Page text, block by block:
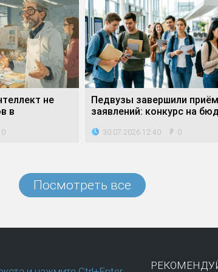
не
в
0
Педвузы завершили приём
заявлений: конкурс на
30.07.2026 12:40 0
Посмотреть все